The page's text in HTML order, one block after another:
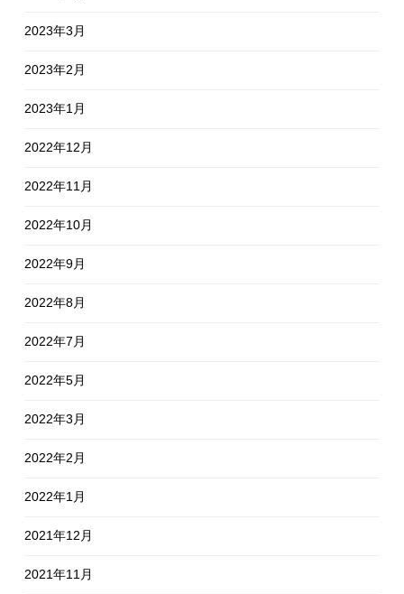
2023年3月
2023年2月
2023年1月
2022年12月
2022年11月
2022年10月
2022年9月
2022年8月
2022年7月
2022年5月
2022年3月
2022年2月
2022年1月
2021年12月
2021年11月